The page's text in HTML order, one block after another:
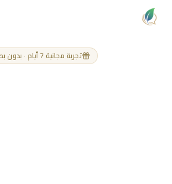
تجربة مجانية 7 أيام · بدون بطاقة